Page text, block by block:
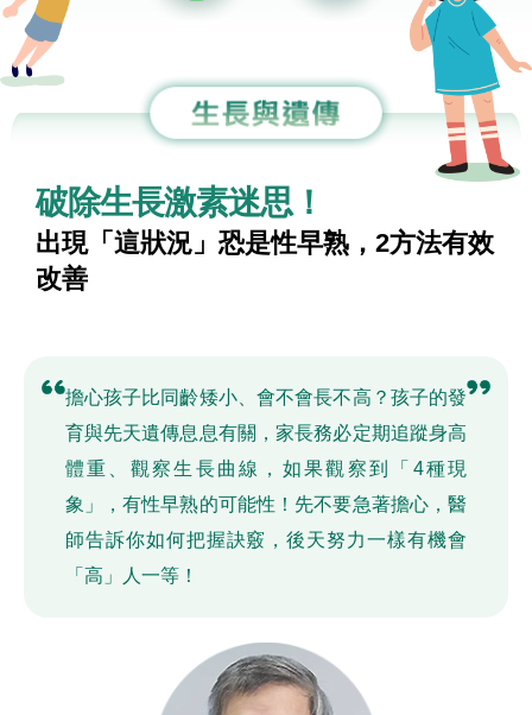
破除生長激素迷思！
出現「這狀況」恐是性早熟，2方法有效
改善
擔心孩子比同齡矮小、會不會長不高？孩子的發
育與先天遺傳息息有關，家長務必定期追蹤身高
體重、觀察生長曲線，如果觀察到「4種現
象」，有性早熟的可能性！先不要急著擔心，醫
師告訴你如何把握訣竅，後天努力一樣有機會
「高」人一等！